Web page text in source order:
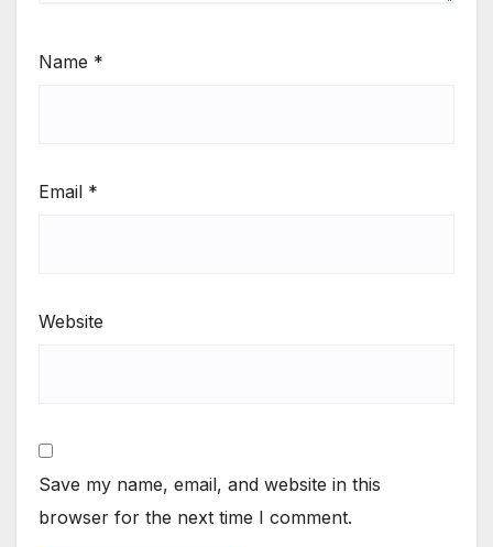
Name *
Email *
Website
Save my name, email, and website in this
browser for the next time I comment.